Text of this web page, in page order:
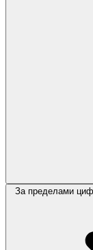
За пределами